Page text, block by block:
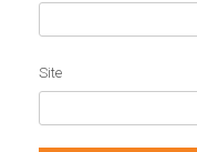
Site